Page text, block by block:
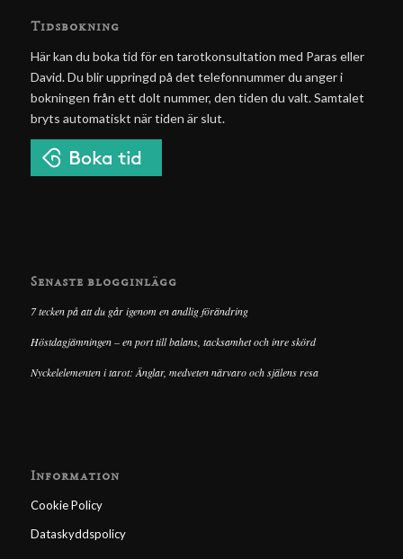
Tidsbokning
Här kan du boka tid för en tarotkonsultation med Paras eller
David. Du blir uppringd på det telefonnummer du anger i
bokningen från ett dolt nummer, den tiden du valt. Samtalet
bryts automatiskt när tiden är slut.
Senaste blogginlägg
7 tecken på att du går igenom en andlig förändring
Höstdagjämningen – en port till balans, tacksamhet och inre skörd
Nyckelelementen i tarot: Änglar, medveten närvaro och själens resa
Information
Cookie Policy
Dataskyddspolicy